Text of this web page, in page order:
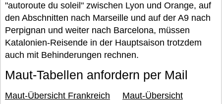
"autoroute du soleil" zwischen Lyon und Orange, auf
den Abschnitten nach Marseille und auf der A9 nach
Perpignan und weiter nach Barcelona, müssen
Katalonien-Reisende in der Hauptsaison trotzdem
auch mit Behinderungen rechnen.
Maut-Tabellen anfordern per Mail
Maut-Übersicht Frankreich
Maut-Übersicht